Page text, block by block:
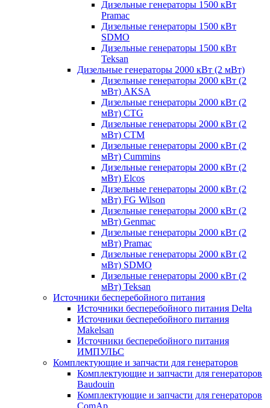
Дизельные генераторы 1500 кВт
Pramac
Дизельные генераторы 1500 кВт
SDMO
Дизельные генераторы 1500 кВт
Teksan
Дизельные генераторы 2000 кВт (2 мВт)
Дизельные генераторы 2000 кВт (2
мВт) AKSA
Дизельные генераторы 2000 кВт (2
мВт) CTG
Дизельные генераторы 2000 кВт (2
мВт) CTM
Дизельные генераторы 2000 кВт (2
мВт) Cummins
Дизельные генераторы 2000 кВт (2
мВт) Elcos
Дизельные генераторы 2000 кВт (2
мВт) FG Wilson
Дизельные генераторы 2000 кВт (2
мВт) Genmac
Дизельные генераторы 2000 кВт (2
мВт) Pramac
Дизельные генераторы 2000 кВт (2
мВт) SDMO
Дизельные генераторы 2000 кВт (2
мВт) Teksan
Источники бесперебойного питания
Источники бесперебойного питания Delta
Источники бесперебойного питания
Makelsan
Источники бесперебойного питания
ИМПУЛЬС
Комплектующие и запчасти для генераторов
Комплектующие и запчасти для генераторов
Baudouin
Комплектующие и запчасти для генераторов
ComAp